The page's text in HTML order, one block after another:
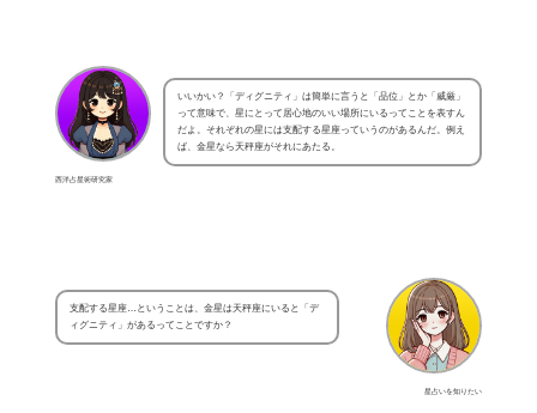
西洋占星術研究家
いいかい？「ディグニティ」は簡単に言うと「品位」とか「威厳」
って意味で、星にとって居心地のいい場所にいるってことを表すん
だよ。それぞれの星には支配する星座っていうのがあるんだ。例え
ば、金星なら天秤座がそれにあたる。
星占いを知りたい
支配する星座…ということは、金星は天秤座にいると「デ
ィグニティ」があるってことですか？